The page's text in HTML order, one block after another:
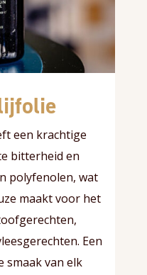
een krachtige
bitterheid en
polyfenolen, wat
maakt voor het
Een
smaak van elk